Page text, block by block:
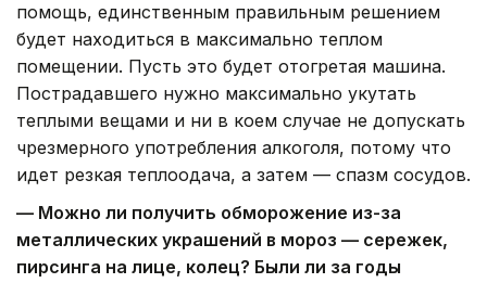
помощь, единственным правильным решением
будет находиться в максимально теплом
помещении. Пусть это будет отогретая машина.
Пострадавшего нужно максимально укутать
теплыми вещами и ни в коем случае не допускать
чрезмерного употребления алкоголя, потому что
идет резкая теплоодача, а затем — спазм сосудов.
— Можно ли получить обморожение из-за
металлических украшений в мороз — сережек,
пирсинга на лице, колец? Были ли за годы